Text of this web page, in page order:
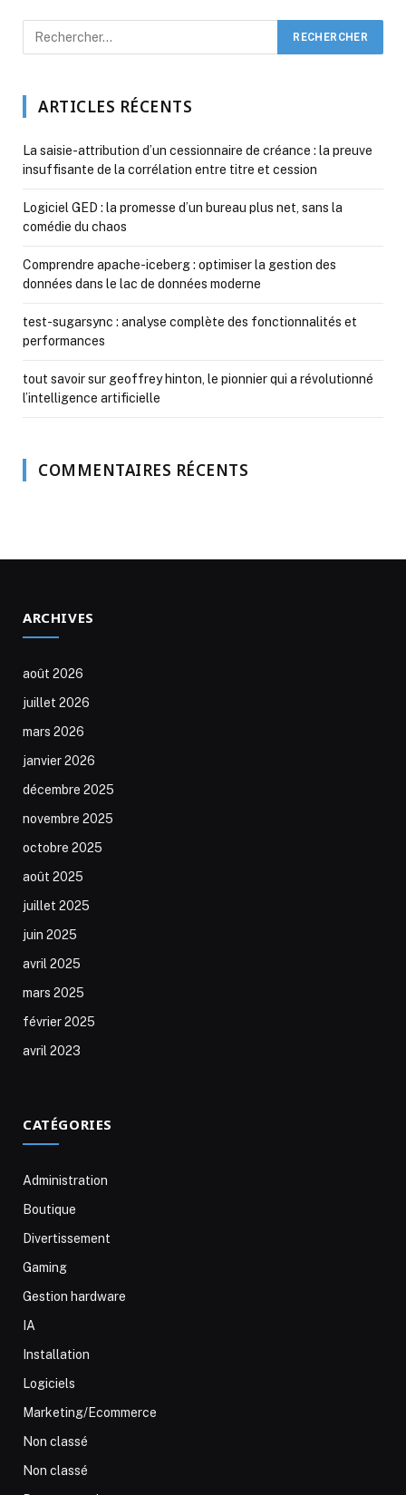
ARTICLES RÉCENTS
La saisie-attribution d’un cessionnaire de créance : la preuve
insuffisante de la corrélation entre titre et cession
Logiciel GED : la promesse d’un bureau plus net, sans la
comédie du chaos
Comprendre apache-iceberg : optimiser la gestion des
données dans le lac de données moderne
test-sugarsync : analyse complète des fonctionnalités et
performances
tout savoir sur geoffrey hinton, le pionnier qui a révolutionné
l’intelligence artificielle
COMMENTAIRES RÉCENTS
ARCHIVES
août 2026
juillet 2026
mars 2026
janvier 2026
décembre 2025
novembre 2025
octobre 2025
août 2025
juillet 2025
juin 2025
avril 2025
mars 2025
février 2025
avril 2023
CATÉGORIES
Administration
Boutique
Divertissement
Gaming
Gestion hardware
IA
Installation
Logiciels
Marketing/Ecommerce
Non classé
Non classé